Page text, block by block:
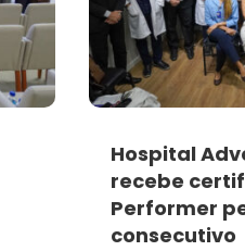
Hospital
recebe
Performer
consecutivo